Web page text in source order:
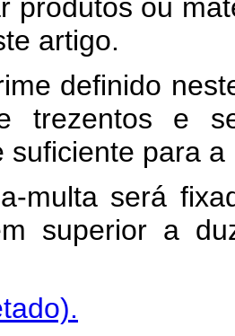
produtos ou
artigo.
definido
trezentos e
suficiente para
multa será
superior a